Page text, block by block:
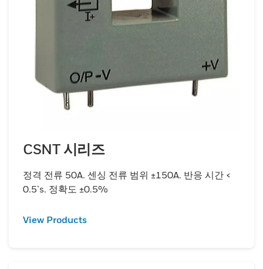
CSNT 시리즈
정격 전류 50A. 센싱 전류 범위 ±150A. 반응 시간 <
0.5μs. 정확도 ±0.5%
View Products